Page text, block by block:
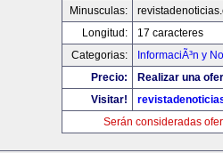
Minusculas:
Longitud:
17 caracteres
Categorias:
InformaciÃ³n y
Precio:
Realizar una
Visitar!
Serán consideradas